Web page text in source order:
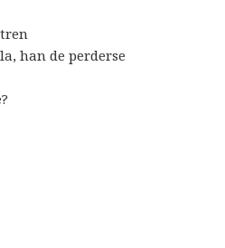
han de perderse